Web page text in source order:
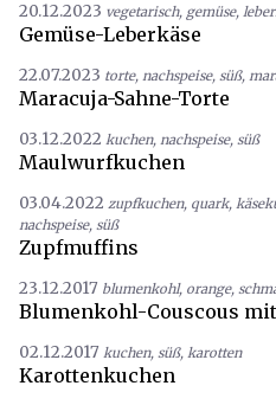
20.12.2023 vegetarisch, gemüse,
Gemüse-Leberkäse
22.07.2023 torte, nachspeise, süß,
Maracuja-Sahne-Torte
03.12.2022 kuchen, nachspeise, süß
Maulwurfkuchen
03.04.2022 zupfkuchen, quark,
nachspeise, süß
Zupfmuffins
23.12.2017 blumenkohl, orange,
Blumenkohl-Couscous
02.12.2017 kuchen, süß, karotten
Karottenkuchen